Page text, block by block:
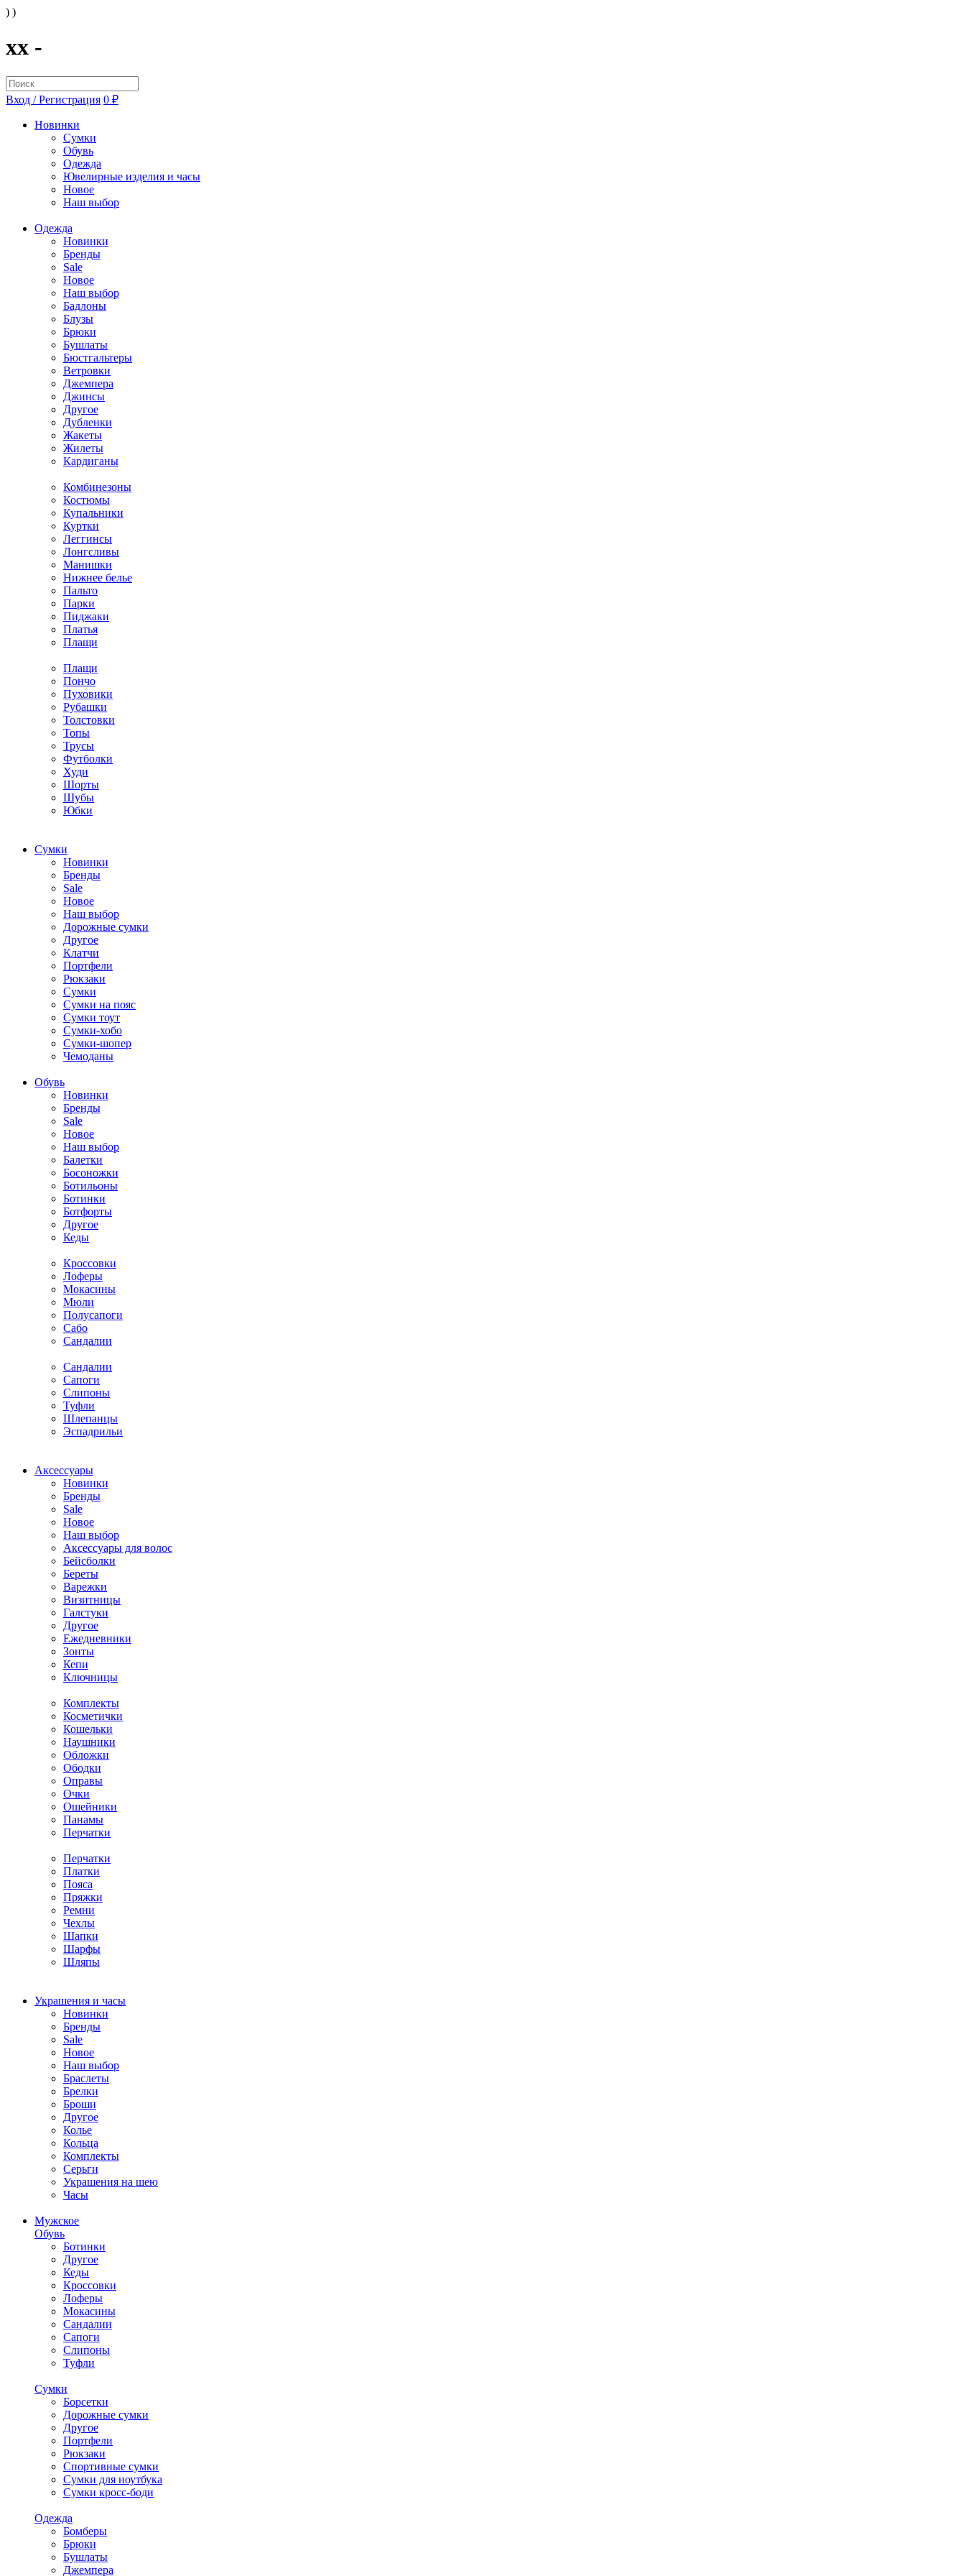
) )
xx -
Вход / Регистрация 0 ₽
Новинки
Сумки
Обувь
Одежда
Ювелирные изделия и часы
Новое
Наш выбор
Одежда
Новинки
Бренды
Sale
Новое
Наш выбор
Бадлоны
Блузы
Брюки
Бушлаты
Бюстгальтеры
Ветровки
Джемпера
Джинсы
Другое
Дубленки
Жакеты
Жилеты
Кардиганы
Комбинезоны
Костюмы
Купальники
Куртки
Леггинсы
Лонгсливы
Манишки
Нижнее белье
Пальто
Парки
Пиджаки
Платья
Плащи
Плащи
Пончо
Пуховики
Рубашки
Толстовки
Топы
Трусы
Футболки
Худи
Шорты
Шубы
Юбки
Cумки
Новинки
Бренды
Sale
Новое
Наш выбор
Дорожные сумки
Другое
Клатчи
Портфели
Рюкзаки
Сумки
Сумки на пояс
Сумки тоут
Сумки-хобо
Сумки-шопер
Чемоданы
Обувь
Новинки
Бренды
Sale
Новое
Наш выбор
Балетки
Босоножки
Ботильоны
Ботинки
Ботфорты
Другое
Кеды
Кроссовки
Лоферы
Мокасины
Мюли
Полусапоги
Сабо
Сандалии
Сандалии
Сапоги
Слипоны
Туфли
Шлепанцы
Эспадрильи
Аксессуары
Новинки
Бренды
Sale
Новое
Наш выбор
Аксессуары для волос
Бейсболки
Береты
Варежки
Визитницы
Галстуки
Другое
Ежедневники
Зонты
Кепи
Ключницы
Комплекты
Косметички
Кошельки
Наушники
Обложки
Ободки
Оправы
Очки
Ошейники
Панамы
Перчатки
Перчатки
Платки
Пояса
Пряжки
Ремни
Чехлы
Шапки
Шарфы
Шляпы
Украшения и часы
Новинки
Бренды
Sale
Новое
Наш выбор
Браслеты
Брелки
Броши
Другое
Колье
Кольца
Комплекты
Серьги
Украшения на шею
Часы
Мужское
Обувь
Ботинки
Другое
Кеды
Кроссовки
Лоферы
Мокасины
Сандалии
Сапоги
Слипоны
Туфли
Сумки
Борсетки
Дорожные сумки
Другое
Портфели
Рюкзаки
Спортивные сумки
Сумки для ноутбука
Сумки кросс-боди
Одежда
Бомберы
Брюки
Бушлаты
Джемпера